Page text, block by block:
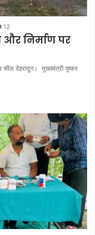
12
निर्माण पर
सील देहरादून। मुख्यमंत्री पुष्कर